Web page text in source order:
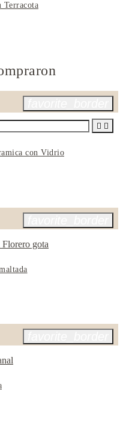
Terracota
con Vidrio
 